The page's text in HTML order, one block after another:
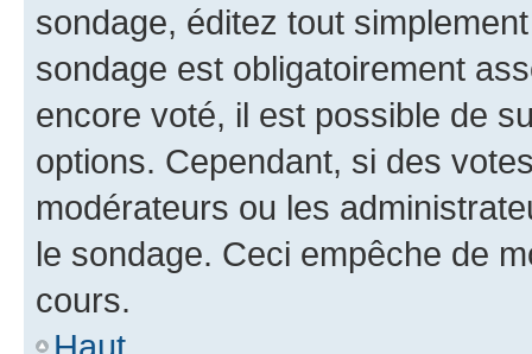
sondage, éditez tout
sondage est obligatoirement
encore voté, il est possible de
options. Cependant, si des
modérateurs ou les
le sondage. Ceci empêche de
cours.
Haut